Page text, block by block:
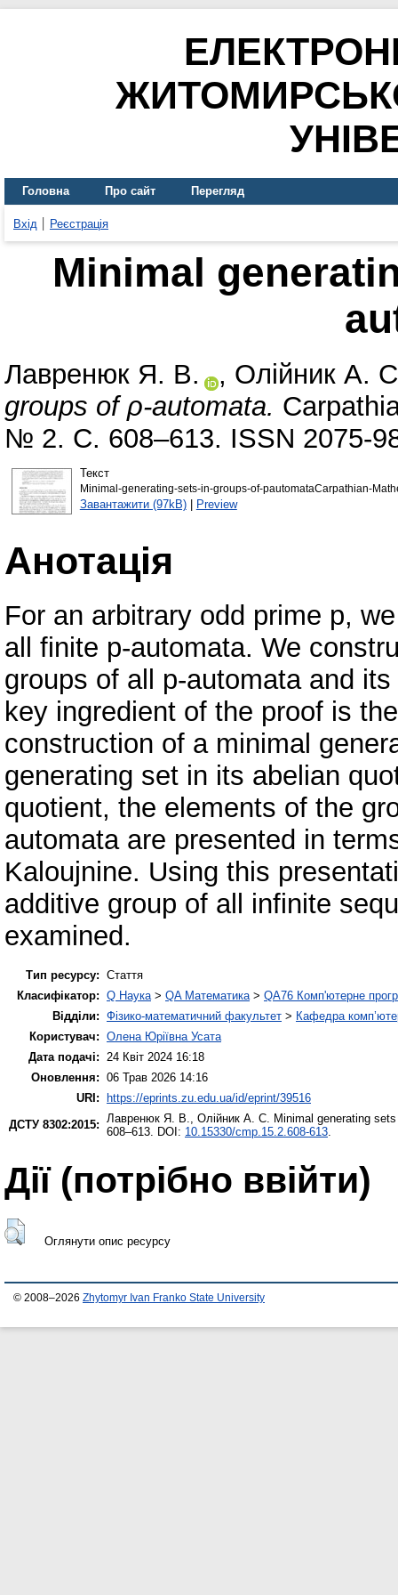
Головна Про сайт Перегляд
Вхід Реєстрація
Minimal
Лавренюк Я. В. , Олійник А.
groups of ρ-automata.
№ 2. С. 608–613. ISSN 2075-
Текст
Minimal-generating-sets-in-groups-of-pautomataCarpathian-
Завантажити (97kB)| Preview
Анотація
For an arbitrary odd prime p,
all finite p-automata. We
groups of all p-automata and
key ingredient of the proof is
construction of a minimal
generating set in its abelian
quotient, the elements of the
automata are presented in
Kaloujnine. Using this
additive group of all infinite
examined.
Тип ресурсу: Стаття
Класифікатор: Q Наука > QA Математика > QA76 Комп'ютерне
Відділи: Фізико-математичний факультет > Кафедра
Користувач: Олена Юріївна Усата
Дата подачі:
24 Квіт 2024 16:18
Оновлення: 06 Трав 2026 14:16
URI: https://eprints.zu.edu.ua/id/eprint/39516
ДСТУ 8302:2015:
Лавренюк Я. В. Олійник А. С. Minimal generating
608–613. DOI: 10.15330/cmp.15.2.608-613
Дії ​​(потрібно ввійти)
Оглянути опис ресурсу
© 2008–2026 Zhytomyr Ivan Franko State University